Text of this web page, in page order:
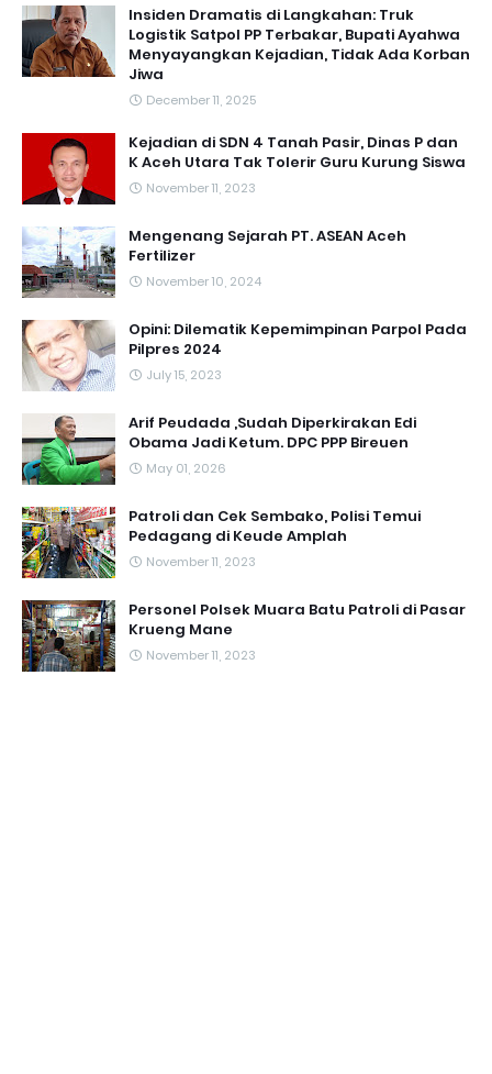
Insiden Dramatis di Langkahan: Truk
Logistik Satpol PP Terbakar, Bupati Ayahwa
Menyayangkan Kejadian, Tidak Ada Korban
Jiwa
December 11, 2025
Kejadian di SDN 4 Tanah Pasir, Dinas P dan
K Aceh Utara Tak Tolerir Guru Kurung Siswa
November 11, 2023
Mengenang Sejarah PT. ASEAN Aceh
Fertilizer
November 10, 2024
Opini: Dilematik Kepemimpinan Parpol Pada
Pilpres 2024
July 15, 2023
Arif Peudada ,Sudah Diperkirakan Edi
Obama Jadi Ketum. DPC PPP Bireuen
May 01, 2026
Patroli dan Cek Sembako, Polisi Temui
Pedagang di Keude Amplah
November 11, 2023
Personel Polsek Muara Batu Patroli di Pasar
Krueng Mane
November 11, 2023